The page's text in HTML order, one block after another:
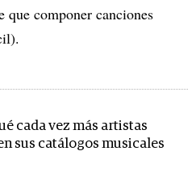
que componer canciones
cada vez más artistas
sus catálogos musicales